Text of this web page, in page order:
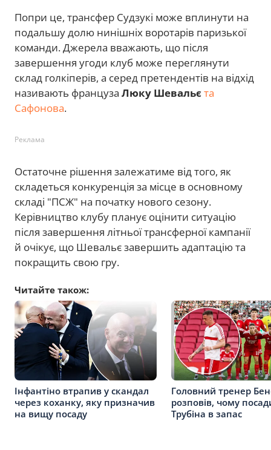
Попри це, трансфер Судзукі може вплинути на
подальшу долю нинішніх воротарів паризької
команди. Джерела вважають, що після
завершення угоди клуб може переглянути
склад голкіперів, а серед претендентів на відхід
називають француза Люку Шевальєта
Сафонова.
Реклама
Остаточне рішення залежатиме від того, як
складеться конкуренція за місце в основному
складі "ПСЖ" на початку нового сезону.
Керівництво клубу планує оцінити ситуацію
після завершення літньої трансферної кампанії
й очікує, що Шевальє завершить адаптацію та
покращить свою гру.
Читайте також:
Інфантіно втрапив у скандал
через коханку, яку призначив
на вищу посаду
Головний тренер
розповів, чому
Трубіна в запас